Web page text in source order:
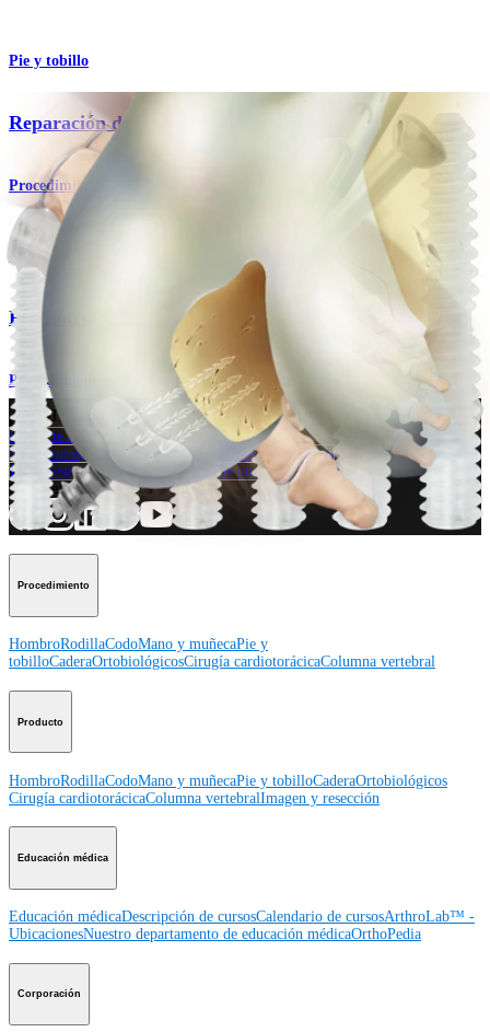
Pie y tobillo
Reparación de fracturas del escafoides
Procedimiento
Rodilla
Fijación osteocondral
Procedimiento
¿Cómo podemos ayudarlo?
Contacte a un representante
Ver eventos, laboratorios y oportunidades educativas
Regístrese para recibir: ¿Qué hay de nuevo en Arthrex?
Conéctese con nosotros
Procedimiento
HombroRodillaCodoMano y muñecaPie y
tobilloCaderaOrtobiológicosCirugía cardiotorácicaColumna vertebral
Producto
HombroRodillaCodoMano y muñecaPie y tobilloCaderaOrtobiológicos
Cirugía cardiotorácicaColumna vertebralImagen y resección
Educación médica
Educación médicaDescripción de cursosCalendario de cursosArthroLab™ -
UbicacionesNuestro departamento de educación médicaOrthoPedia
Corporación